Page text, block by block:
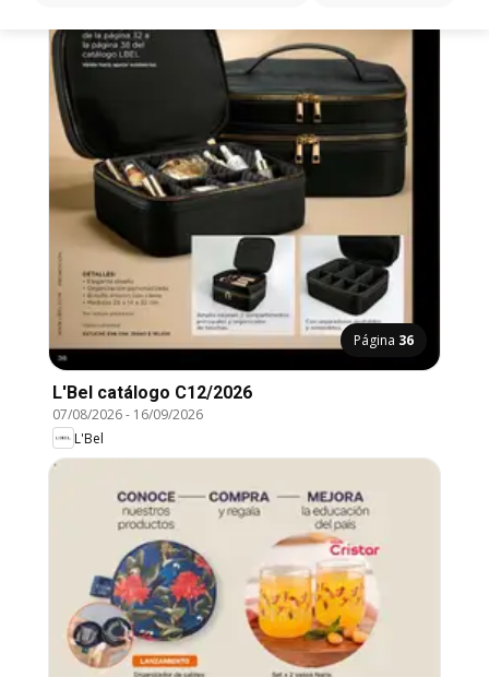
Página 36
L'Bel catálogo C12/2026
07/08/2026- 16/09/2026
L'Bel